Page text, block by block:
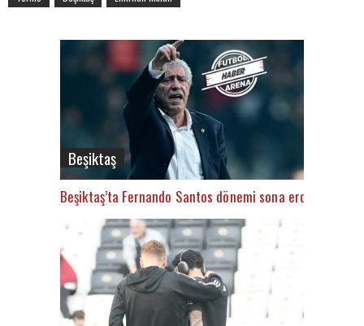
Beşiktaş
Beşiktaş’ta Fernando Santos dönemi sona erdi